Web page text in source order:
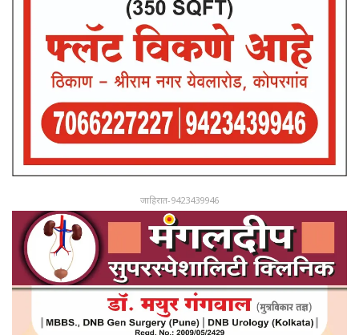
जाहिरात-9423439946